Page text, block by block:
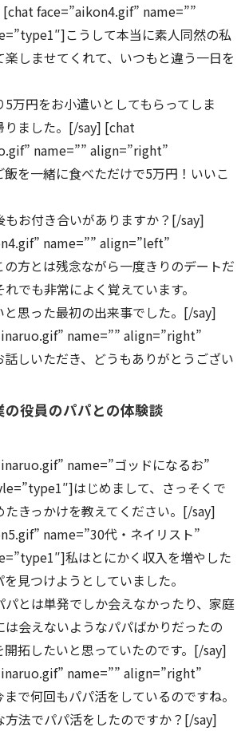
face=”aikon4.gif” name=””
こうして本当に素人同然の私
しませてくれて、いつもと違う一日を
万円をお小遣いとしてもらってしま
りました。[/say] [chat
name=”” align=”right”
を一緒に食べただけで5万円！いいこ
もお付き合いがありますか？[/say]
name=”” align=”left”
方とは残念ながら一度きりのデートだ
でも非常によく覚えています。
と思った最初の出来事でした。[/say]
name=”” align=”right”
しいただき、どうもありがとうござい
の役員のパパとの体験談
name=”ゴッドになるお”
はじめまして、さっそくで
たきっかけを教えてください。[/say]
name=”30代・ネイリスト”
私はとにかく収入を増やした
見つけようとしていました。
パとは単発でしか会えなかったり、家庭
は会えないようなパパばかりだったの
開拓したいと思っていたのです。[/say]
name=”” align=”right”
で何回もパパ活をしているのですね。
方法でパパ活をしたのですか？[/say]